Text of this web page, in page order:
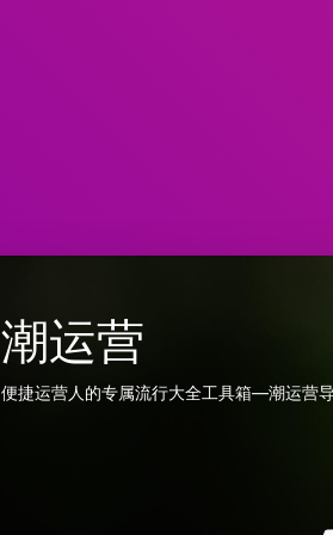
潮运营
便捷运营人的专属流行大全工具箱—潮运营